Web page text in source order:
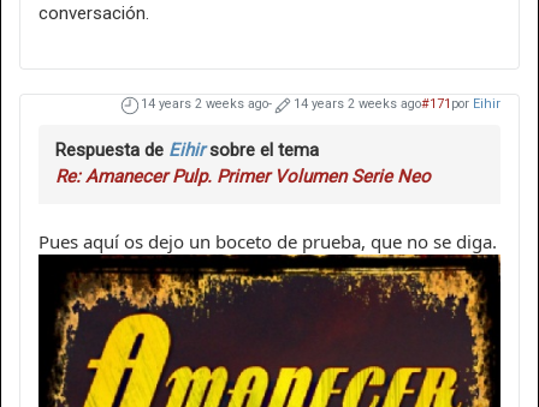
conversación.
14 years 2 weeks ago- 14 years 2 weeks ago#171 por Eihir
Respuesta de Eihirsobre el tema
Re: Amanecer Pulp. Primer Volumen Serie Neo
Pues aquí os dejo un boceto de prueba, que no se diga.